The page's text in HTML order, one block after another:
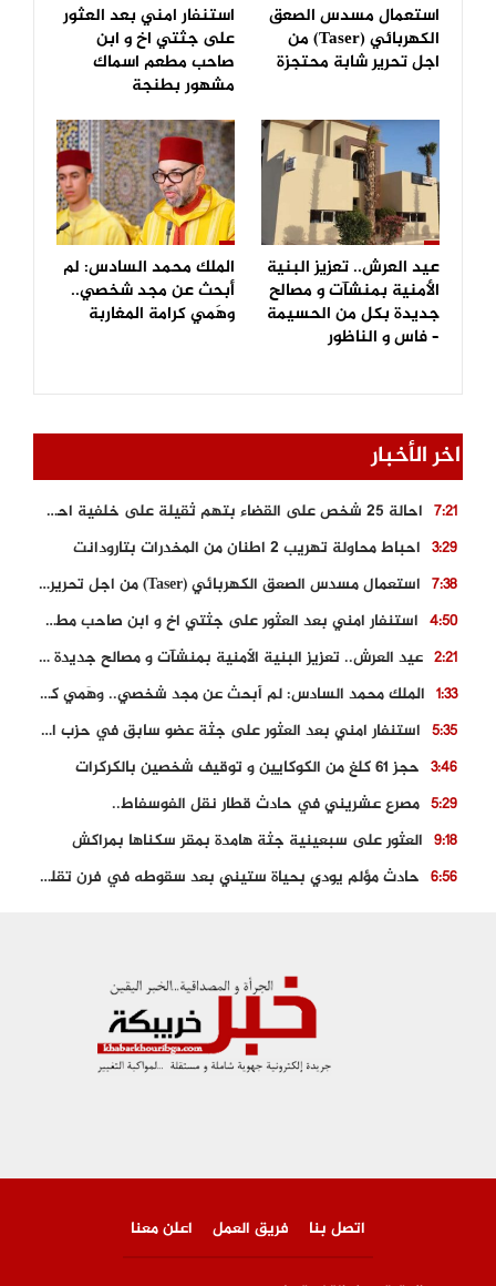
استعمال مسدس الصعق
الكهربائي (Taser) من
اجل تحرير شابة محتجزة
استنفار امني بعد العثور
على جثتي اخ و ابن
صاحب مطعم اسماك
مشهور بطنجة
عيد العرش.. تعزيز البنية
الأمنية بمنشآت و مصالح
جديدة بكل من الحسيمة
– فاس و الناظور
الملك محمد السادس: لم
أبحث عن مجد شخصي..
وهَمي كرامة المغاربة
اخر الأخبار
7:21
احالة 25 شخص على القضاء بتهم ثقيلة على خلفية احداث المناطق الشمالية
3:29 احباط محاولة تهريب 2 اطنان من المخدرات بتارودانت
7:38
استعمال مسدس الصعق الكهربائي (Taser) من اجل تحرير شابة محتجزة
4:50
استنفار امني بعد العثور على جثتي اخ و ابن صاحب مطعم اسماك مشهور بطنجة
2:21
عيد العرش.. تعزيز البنية الأمنية بمنشآت و مصالح جديدة بكل من الحسيمة – فاس و الناظور
1:33
الملك محمد السادس: لم أبحث عن مجد شخصي.. وهَمي كرامة المغاربة
5:35
استنفار امني بعد العثور على جثة عضو سابق في حزب المصباح بالقنيطرة..
3:46 حجز 61 كلغ من الكوكايين و توقيف شخصين بالكركرات
5:29 مصرع عشريني في حادث قطار نقل الفوسفاط..
9:18 العثور على سبعينية جثة هامدة بمقر سكناها بمراكش
6:56
حادث مؤلم يودي بحياة ستيني بعد سقوطه في فرن تقليدي “للجير”
اتصل بنا فريق العمل اعلن معنا